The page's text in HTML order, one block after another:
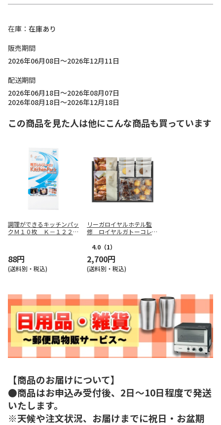
在庫
在庫あり
販売期間
2026年06月08日～2026年12月11日
配送期間
2026年06月18日～2026年08月07日
2026年08月18日～2026年12月18日
この商品を見た人は他にこんな商品も買っています
調理ができるキッチンパッ
クＭ１０枚 Ｋ－１２２－
88円
(送料別・税込)
リーガロイヤルホテル監
修 ロイヤルガトーコレク
4.0 （1）
2,700円
(送料別・税込)
【商品のお届けについて】
●商品はお申込み受付後、2日～10日程度で発送
いたします。
※天候や注文状況、お届けまでに祝日・お盆期